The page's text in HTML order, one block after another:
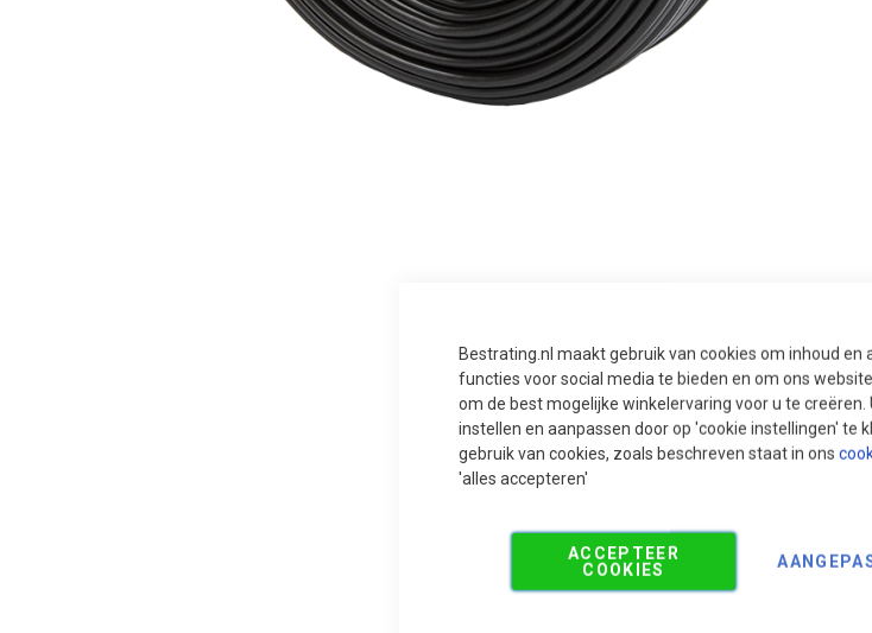
Bestrating.nl maakt gebruik van cookies om inhoud
functies voor social media te bieden en om ons
om de best mogelijke winkelervaring voor u te
instellen en aanpassen door op 'cookie instellingen' te
gebruik van cookies, zoals beschreven staat in ons
'alles accepteren'
ACCEPTEER
COOKIES